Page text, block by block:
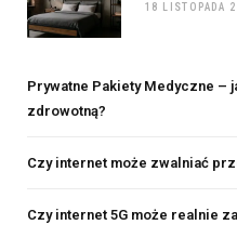
18 LISTOPADA
Prywatne Pakiety Medyczne –
zdrowotną?
Czy internet może zwalniać
Czy internet 5G może realnie